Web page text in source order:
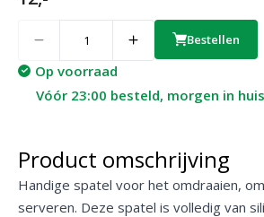
Bestellen
Op voorraad
Vóór 23:00 besteld, morgen in
Product omschrijving
Handige spatel voor het omdraaien,
serveren. Deze spatel is volledig van